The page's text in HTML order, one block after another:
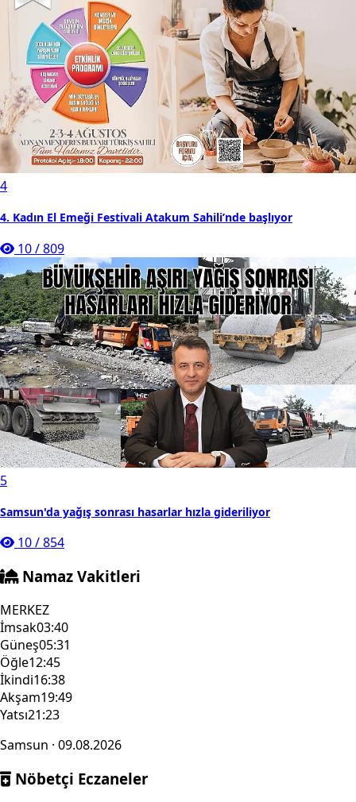
4
4. Kadın El Emeği Festivali Atakum Sahili’nde başlıyor
10/809
5
Samsun'da yağış sonrası hasarlar hızla gideriliyor
10/854
Namaz Vakitleri
MERKEZ
İmsak03:40
Güneş05:31
Öğle12:45
İkindi16:38
Akşam19:49
Yatsı21:23
Samsun · 09.08.2026
Nöbetçi Eczaneler